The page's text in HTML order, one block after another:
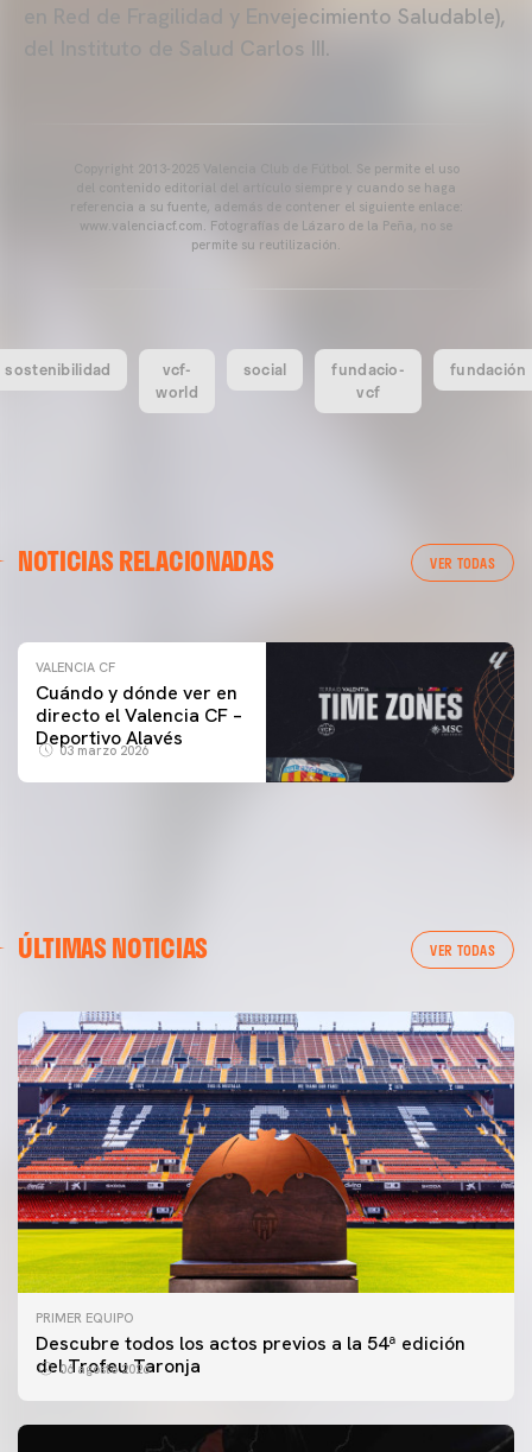
en Red de Fragilidad y Envejecimiento Saludable),
del Instituto de Salud Carlos III.
Copyright 2013-2025 Valencia Club de Fútbol. Se permite el uso
del contenido editorial del artículo siempre y cuando se haga
referencia a su fuente, además de contener el siguiente enlace:
www.valenciacf.com. Fotografías de Lázaro de la Peña, no se
permite su reutilización.
sostenibilidad
vcf-
world
social
fundacio-
vcf
fundación
NOTICIAS RELACIONADAS VER TODAS
ENTRENAMIENTO DEL VALENCIA CF 04/03/26
VALENCIA CF
Cuándo y dónde ver en
directo el Valencia CF –
Deportivo Alavés
03 marzo 2026
ÚLTIMAS NOTICIAS VER TODAS
PRIMER EQUIPO
Descubre todos los actos previos a la 54ª edición
del Trofeu Taronja
06 agosto 2026